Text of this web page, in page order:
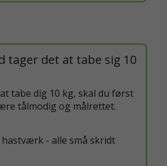
tager det at tabe sig 10
tabe dig 10 kg, skal du først
tålmodig og målrettet.
- alle små skridt